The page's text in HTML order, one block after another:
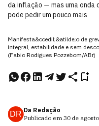
da inflação — mas uma onda
pode pedir um pouco mais
Manifesta&ccedil;&atilde;o de
integral, estabilidade e sem
(Fabio Rodigues Pozzebom/ABr)
DR Da Redação
Publicado em 30 de